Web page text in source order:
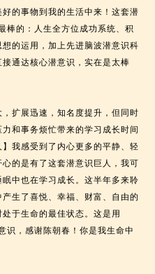
的事物到我的生活中来！这套潜
棒的：人生全方位成功系统、积
的运用，加上先进脑波潜意识科
通达核心潜意识，实在是太棒
扩展迅速，知名度提升，但同时
和事务烦忙带来的学习成长时间
我感受到了内心更多的平静、轻
的是有了这套潜意识巨人，我可
中也在学习成长。这半年多来聆
生了喜悦、幸福、财富、自由的
于生命的最佳状态。这是用
识，感谢陈朝春！你是我生命中